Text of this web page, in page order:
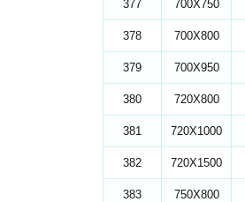
377 700X750
378 700X800
379 700X950
380 720X800
381 720X1000
382 720X1500
383 750X800